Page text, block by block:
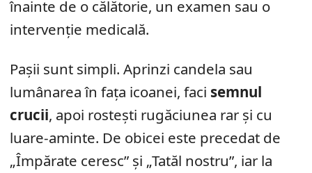
înainte de o călătorie, un examen sau o
intervenție medicală.
Pașii sunt simpli. Aprinzi candela sau
lumânarea în fața icoanei, faci semnul
crucii, apoi rostești rugăciunea rar și cu
luare-aminte. De obicei este precedat de
„Împărate ceresc” și „Tatăl nostru”, iar la